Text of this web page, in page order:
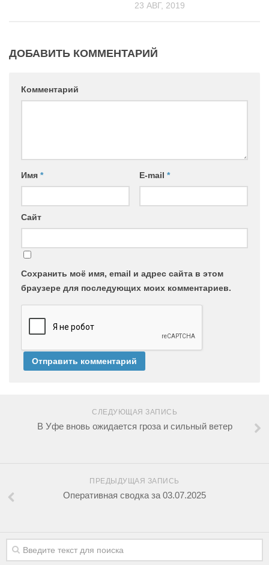
23 АВГ, 2019
ДОБАВИТЬ КОММЕНТАРИЙ
Комментарий
Имя * E-mail *
Сайт
Сохранить моё имя, email и адрес сайта в этом
браузере для последующих моих комментариев.
СЛЕДУЮЩАЯ ЗАПИСЬ
В Уфе вновь ожидается гроза и сильный ветер
ПРЕДЫДУЩАЯ ЗАПИСЬ
Оперативная сводка за 03.07.2025